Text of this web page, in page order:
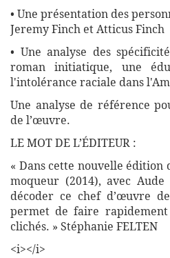
• Une présentation des
Jeremy Finch et Atticus Finch
• Une analyse des
roman initiatique, une
l'intolérance raciale dans
Une analyse de référence
de l’œuvre.
LE MOT DE L’ÉDITEUR :
« Dans cette nouvelle édition
moqueur (2014), avec
décoder ce chef d’œuvre
permet de faire
clichés. » Stéphanie FELTEN
<i></i>